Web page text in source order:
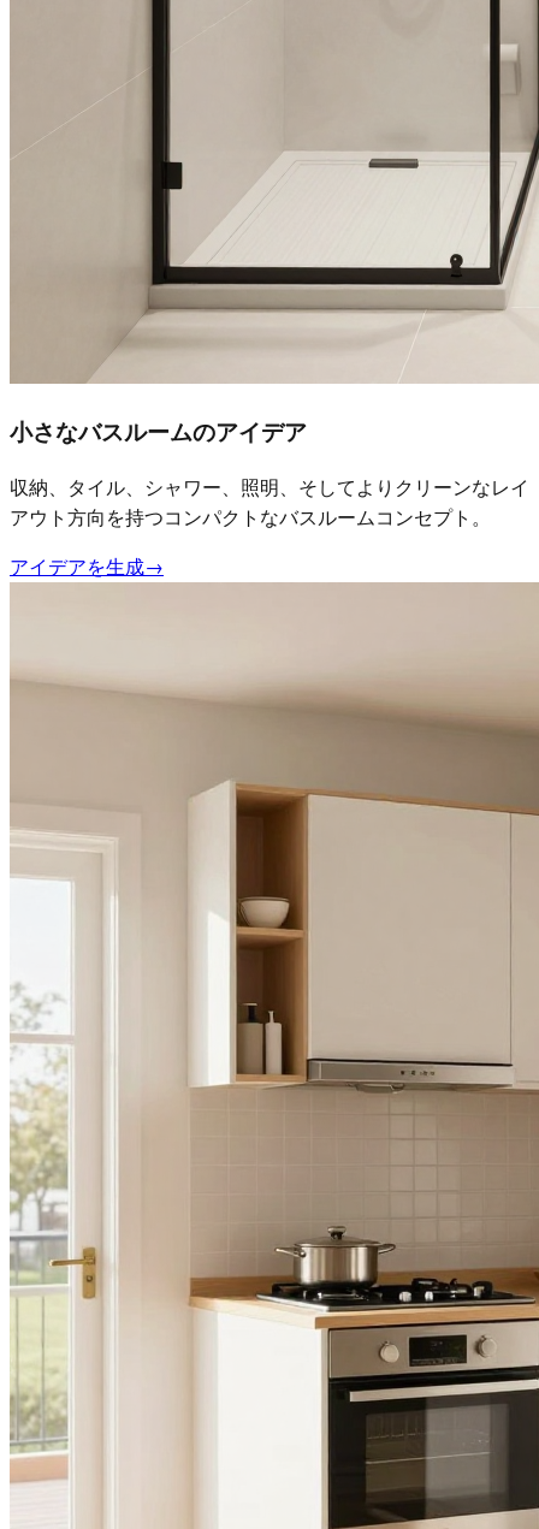
小さなバスルームのアイデア
収納、タイル、シャワー、照明、そしてよりクリーンなレイ
アウト方向を持つコンパクトなバスルームコンセプト。
アイデアを生成→